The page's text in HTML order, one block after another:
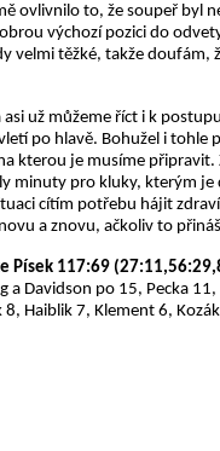
ovlivnilo to, že soupeř
výchozí pozici do
velmi těžké, takže
už můžeme říct i k
po hlavě. Bohužel i
kterou je musíme
minuty pro kluky, kterým je
cítím potřebu hájit
a znovu, ačkoliv to
Písek 117:69
a Davidson po 15, Pecka
Haiblik 7, Klement 6,